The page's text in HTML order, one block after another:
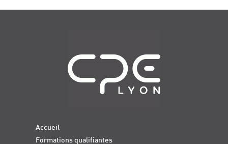
Accueil
Formations qualifiantes